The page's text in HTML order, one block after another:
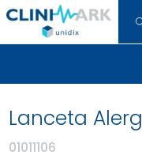
Lanceta
01011106